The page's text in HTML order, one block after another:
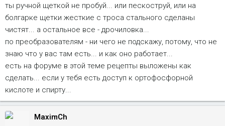
ты ручной щеткой не пробуй... или пескоструй, или на
болгарке щетки жесткие с троса стального сделаны
чистят... а остальное все - дрочиловка...
по преобразователям - ни чего не подскажу, потому, что не
знаю что у вас там есть... и как оно работает...
есть на форуме в этой теме рецепты выложены как
сделать... если у тебя есть доступ к ортофосфорной
кислоте и спирту...
MaximCh